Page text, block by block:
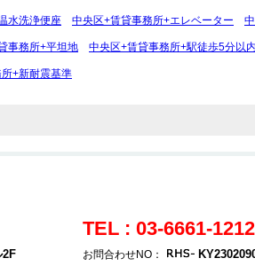
水洗浄便座 中央区+賃貸事務所+エレベーター
事務所+平坦地 中央区+賃貸事務所+駅徒歩5分以内
+新耐震基準
2F
TEL : 03-6661-1212
お問合わせNO：